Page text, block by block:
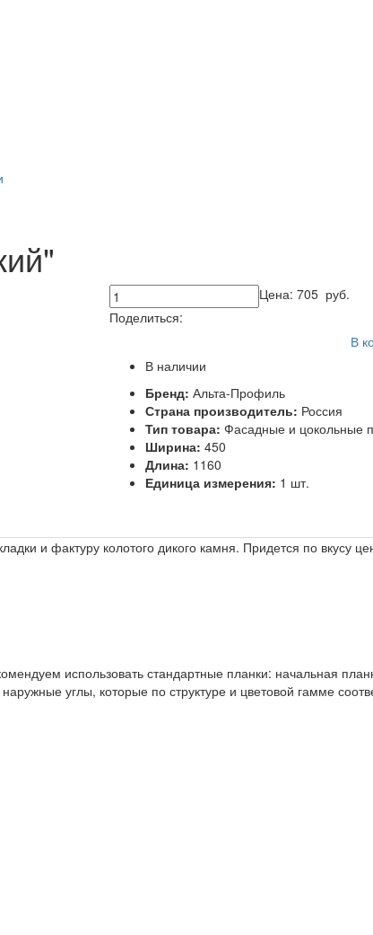
Цена:705 руб.
Поделиться:
В
В наличии
Бренд:Альта-Профиль
Страна производитель: Россия
Тип товара:Фасадные и цокольные
Ширина:450
Длина: 1160
Единица измерения: 1 шт.
и фактуру колотого дикого камня. Придется по вкусу
использовать стандартные планки: начальная
углы, которые по структуре и цветовой гамме